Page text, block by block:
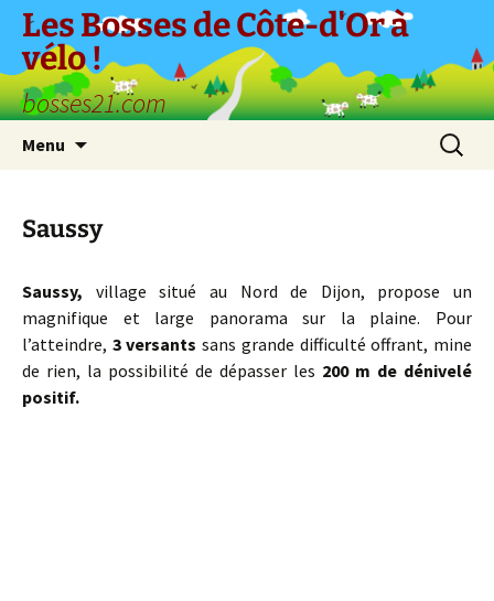
Aller
contenu
Les Bosses de Côte-d'Or à
vélo !
bosses21.com
Menu
Saussy
Saussy, village situé au Nord de Dijon, propose un
magnifique et large panorama sur la plaine. Pour
l’atteindre, 3 versants sans grande difficulté offrant, mine
de rien, la possibilité de dépasser les 200 m de dénivelé
positif.